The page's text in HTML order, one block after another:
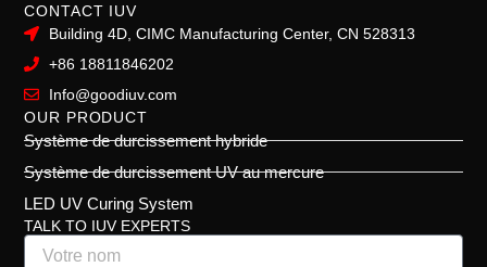
CONTACT IUV
Building 4D, CIMC Manufacturing Center, CN 528313
+86 18811846202
Info@goodiuv.com
OUR PRODUCT
Système de durcissement hybride
Système de durcissement UV au mercure
LED UV Curing System
TALK TO IUV EXPERTS